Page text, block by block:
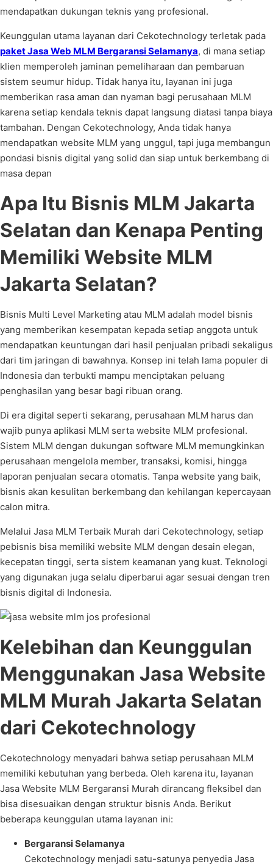
mendapatkan dukungan teknis yang profesional.
Keunggulan utama layanan dari Cekotechnology terletak pada
paket Jasa Web MLM Bergaransi Selamanya, di mana setiap
klien memperoleh jaminan pemeliharaan dan pembaruan
sistem seumur hidup. Tidak hanya itu, layanan ini juga
memberikan rasa aman dan nyaman bagi perusahaan MLM
karena setiap kendala teknis dapat langsung diatasi tanpa biaya
tambahan. Dengan Cekotechnology, Anda tidak hanya
mendapatkan website MLM yang unggul, tapi juga membangun
pondasi bisnis digital yang solid dan siap untuk berkembang di
masa depan
Apa Itu Bisnis MLM Jakarta
Selatan dan Kenapa Penting
Memiliki Website MLM
Jakarta Selatan?
Bisnis Multi Level Marketing atau MLM adalah model bisnis
yang memberikan kesempatan kepada setiap anggota untuk
mendapatkan keuntungan dari hasil penjualan pribadi sekaligus
dari tim jaringan di bawahnya. Konsep ini telah lama populer di
Indonesia dan terbukti mampu menciptakan peluang
penghasilan yang besar bagi ribuan orang.
Di era digital seperti sekarang, perusahaan MLM harus dan
wajib punya aplikasi MLM serta website MLM profesional.
Sistem MLM dengan dukungan software MLM memungkinkan
perusahaan mengelola member, transaksi, komisi, hingga
laporan penjualan secara otomatis. Tanpa website yang baik,
bisnis akan kesulitan berkembang dan kehilangan kepercayaan
calon mitra.
Melalui Jasa MLM Terbaik Murah dari Cekotechnology, setiap
pebisnis bisa memiliki website MLM dengan desain elegan,
kecepatan tinggi, serta sistem keamanan yang kuat. Teknologi
yang digunakan juga selalu diperbarui agar sesuai dengan tren
bisnis digital di Indonesia.
Kelebihan dan Keunggulan
Menggunakan Jasa Website
MLM Murah Jakarta Selatan
dari Cekotechnology
Cekotechnology menyadari bahwa setiap perusahaan MLM
memiliki kebutuhan yang berbeda. Oleh karena itu, layanan
Jasa Website MLM Bergaransi Murah dirancang fleksibel dan
bisa disesuaikan dengan struktur bisnis Anda. Berikut
beberapa keunggulan utama layanan ini:
Bergaransi Selamanya
Cekotechnology menjadi satu-satunya penyedia Jasa